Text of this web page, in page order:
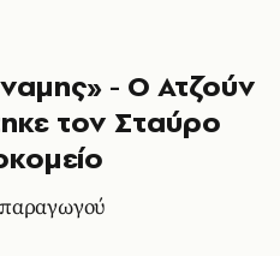
- Ο Ατζούν
τον Σταύρο